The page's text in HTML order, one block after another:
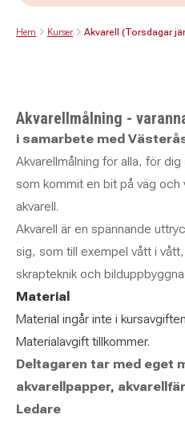
Hem Kurser Akvarell (Torsdagar
Akvarellmålning -
i samarbete med
Akvarellmålning för alla, för
som kommit en bit på väg och
akvarell.
Akvarell är en spännande
sig, som till exempel vått i
skrapteknik och
Material
Material ingår inte i
Materialavgift tillkommer.
Deltagaren tar med eget
akvarellpapper,
Ledare